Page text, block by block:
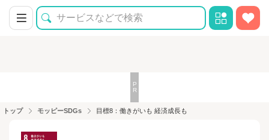
トップ モッピーSDGs 目標8：働きがいも 経済成長も